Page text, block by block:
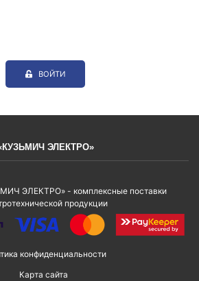
ВОЙТИ
ЭЛЕКТРО»
ЭЛЕКТРО» - комплексные поставки
продукции
конфиденциальности
Карта сайта